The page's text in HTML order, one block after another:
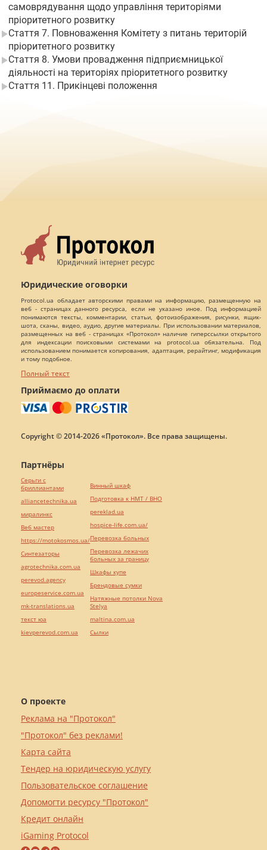
самоврядування щодо управління територіями
пріоритетного розвитку
Стаття 7. Повноваження Комітету з питань територій
пріоритетного розвитку
Стаття 8. Умови провадження підприємницької
діяльності на територіях пріоритетного розвитку
Стаття 11. Прикінцеві положення
Юридические оговорки
Protocol.ua обладает авторскими правами на информацию, размещенную на
веб - страницах данного ресурса, если не указано иное. Под информацией
понимаются тексты, комментарии, статьи, фотоизображения, рисунки, ящик-
шота, сканы, видео, аудио, другие материалы. При использовании материалов,
размещенных на веб - страницах «Протокол» наличие гиперссылки открытого
для индексации поисковыми системами на protocol.ua обязательна. Под
использованием понимается копирования, адаптация, рерайтинг, модификация
и тому подобное.
Полный текст
Приймаємо до оплати
Copyright © 2014-2026 «Протокол». Все права защищены.
О проекте
Реклама на "Протокол"
"Протокол" без реклами!
Карта сайта
Тендер на юридическую услугу
Пользовательское соглашение
Допомогти ресурсу "Протокол"
Кредит онлайн
iGaming Protocol
Партнёры
Серьги с
бриллиантами
alliancetechnika.ua
миралинкс
Веб мастер
https://motokosmos.ua/
Синтезаторы
agrotechnika.com.ua
perevod.agency
europeservice.com.ua
mk-translations.ua
текст юа
kievperevod.com.ua
Винный шкаф
Подготовка к НМТ / ВНО
pereklad.ua
hospice-life.com.ua/
Перевозка больных
Перевозка лежачих
больных за границу
Шкафы купе
Брендовые сумки
Натяжные потолки Nova
Stelya
maltina.com.ua
Cылки